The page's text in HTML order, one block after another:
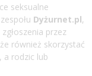
seksualne
Dyżurnet.pl,
przez
również skorzystać
, a rodzic lub